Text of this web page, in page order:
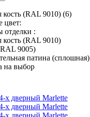
кость (RAL 9010) (6)
цвет:
отделки :
кость (RAL 9010)
9005)
патина (сплошная)
на выбор